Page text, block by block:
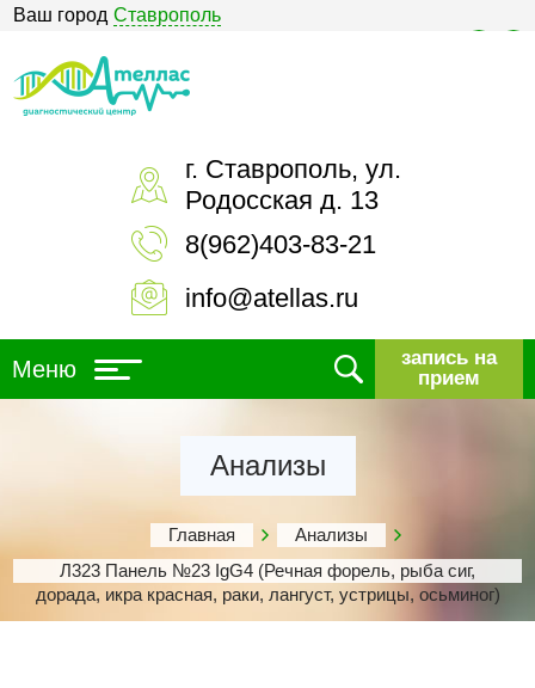
Ваш город Ставрополь
г. Ставрополь, ул.
Родосская д. 13
8(962)403-83-21
info@atellas.ru
Меню
запись на
прием
Анализы
Главная
Анализы
Л323 Панель №23 IgG4 (Речная форель, рыба сиг,
дорада, икра красная, раки, лангуст, устрицы, осьминог)